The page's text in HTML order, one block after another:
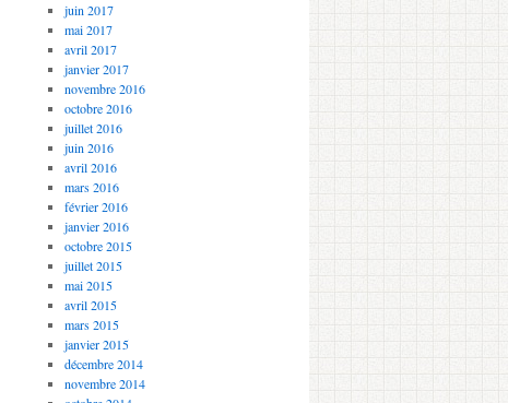
juin 2017
mai 2017
avril 2017
janvier 2017
novembre 2016
octobre 2016
juillet 2016
juin 2016
avril 2016
mars 2016
février 2016
janvier 2016
octobre 2015
juillet 2015
mai 2015
avril 2015
mars 2015
janvier 2015
décembre 2014
novembre 2014